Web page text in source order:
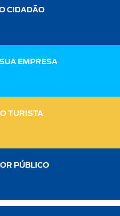
CIDADÃO
EMPRESA
TURISTA
PÚBLICO